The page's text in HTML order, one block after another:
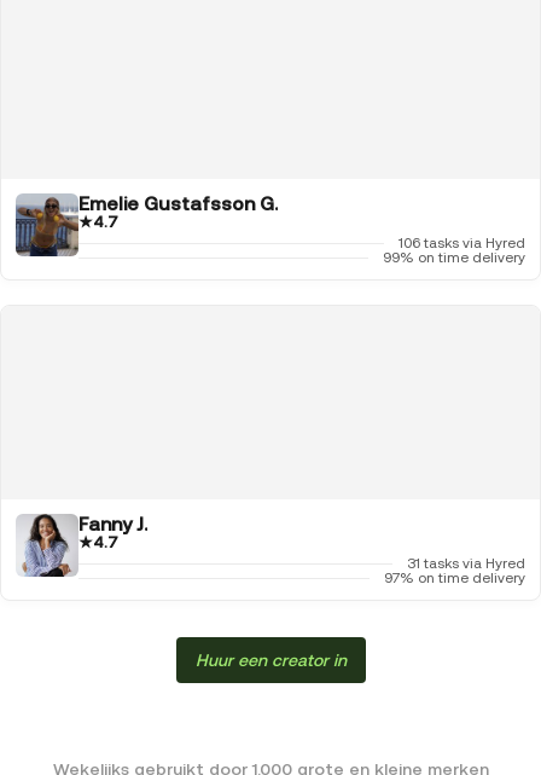
Emelie Gustafsson G.
★4.7
106 tasks via Hyred
99% on time delivery
Fanny J.
★4.7
31 tasks via Hyred
97% on time delivery
Huur een creator in
Wekelijks gebruikt door 1.000 grote en kleine merken